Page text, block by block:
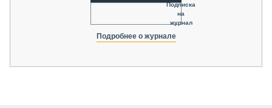
Подписка
на
журнал
Подробнее о журнале